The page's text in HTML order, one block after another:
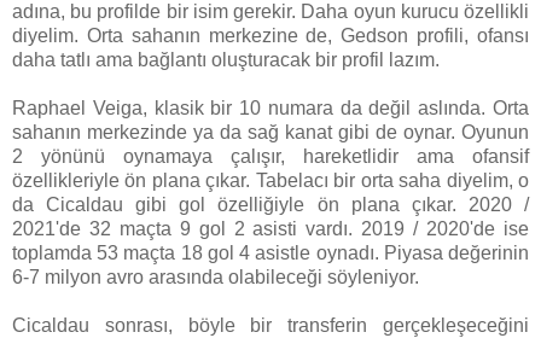
adına, bu profilde bir isim gerekir. Daha oyun kurucu özellikli
diyelim. Orta sahanın merkezine de, Gedson profili, ofansı
daha tatlı ama bağlantı oluşturacak bir profil lazım.
Raphael Veiga, klasik bir 10 numara da değil aslında. Orta
sahanın merkezinde ya da sağ kanat gibi de oynar. Oyunun
2 yönünü oynamaya çalışır, hareketlidir ama ofansif
özellikleriyle ön plana çıkar. Tabelacı bir orta saha diyelim, o
da Cicaldau gibi gol özelliğiyle ön plana çıkar. 2020 /
2021'de 32 maçta 9 gol 2 asisti vardı. 2019 / 2020'de ise
toplamda 53 maçta 18 gol 4 asistle oynadı. Piyasa değerinin
6-7 milyon avro arasında olabileceği söyleniyor.
Cicaldau sonrası, böyle bir transferin gerçekleşeceğini